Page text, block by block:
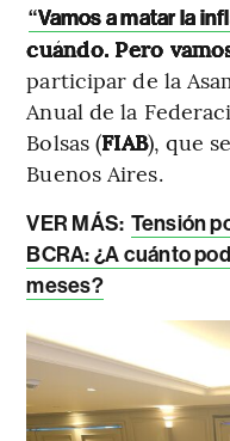
“Vamos a matar la
cuándo. Pero
participar de la
Anual de la
Bolsas (FIAB), que
Buenos Aires.
VER MÁS: Tensión
BCRA: ¿A cuánto
meses?